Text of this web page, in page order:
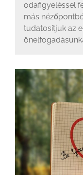
odafigyeléssel
más
tudatosítjuk az